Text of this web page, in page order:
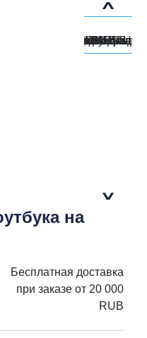
на
Бесплатная доставка
при заказе от 20 000
RUB